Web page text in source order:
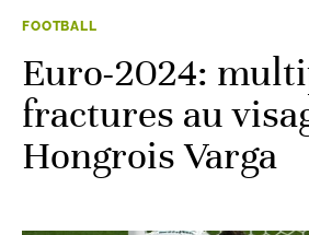
FOOTBALL
Euro-2024:
fractures au
Hongrois Varga